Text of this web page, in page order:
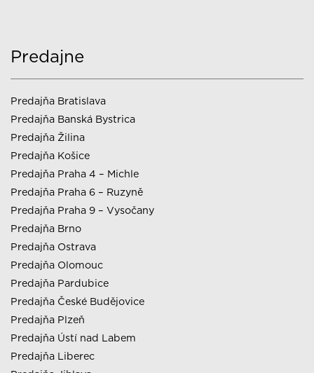
Predajne
Predajňa Bratislava
Predajňa Banská Bystrica
Predajňa Žilina
Predajňa Košice
Predajňa Praha 4 – Michle
Predajňa Praha 6 – Ruzyně
Predajňa Praha 9 – Vysočany
Predajňa Brno
Predajňa Ostrava
Predajňa Olomouc
Predajňa Pardubice
Predajňa České Budějovice
Predajňa Plzeň
Predajňa Ústí nad Labem
Predajňa Liberec